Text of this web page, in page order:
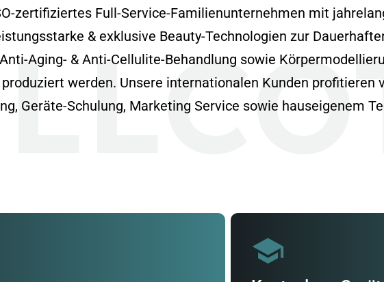
zertifiziertes Full-Service-Familienunternehmen mit
& exklusive Beauty-Technologien zur
Aging- & Anti-Cellulite-Behandlung sowie
werden. Unsere internationalen Kunden profitieren
Geräte-Schulung, Marketing Service sowie hauseigenem